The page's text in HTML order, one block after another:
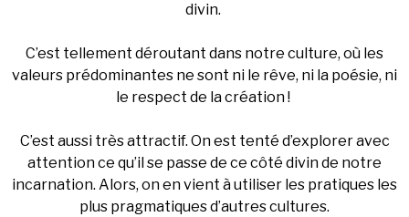
divin.
C’est tellement déroutant dans notre culture, où les
valeurs prédominantes ne sont ni le rêve, ni la poésie, ni
le respect de la création !
C’est aussi très attractif. On est tenté d’explorer avec
attention ce qu’il se passe de ce côté divin de notre
incarnation. Alors, on en vient à utiliser les pratiques les
plus pragmatiques d’autres cultures.